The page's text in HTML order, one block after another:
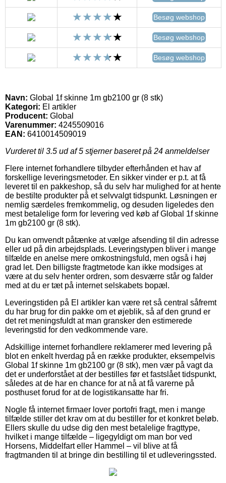
Besøg webshop
Besøg webshop
Besøg webshop
Navn: Global 1f skinne 1m gb2100 gr (8 stk)
Kategori: El artikler
Producent: Global
Varenummer: 4245509016
EAN: 6410014509019
Vurderet til 3.5 ud af 5 stjerner baseret på 24 anmeldelser
Flere internet forhandlere tilbyder efterhånden et hav af
forskellige leveringsmetoder. En sikker vinder er p.t. at få
leveret til en pakkeshop, så du selv har mulighed for at hente
de bestilte produkter på et selvvalgt tidspunkt. Løsningen er
nemlig særdeles fremkommelig, og desuden ligeledes den
mest betalelige form for levering ved køb af Global 1f skinne
1m gb2100 gr (8 stk).
Du kan omvendt påtænke at vælge afsending til din adresse
eller ud på din arbejdsplads. Leveringstypen bliver i mange
tilfælde en anelse mere omkostningsfuld, men også i høj
grad let. Den billigste fragtmetode kan ikke modsiges at
være at du selv henter ordren, som desværre står og falder
med at du er tæt på internet selskabets bopæl.
Leveringstiden på El artikler kan være ret så central såfremt
du har brug for din pakke om et øjeblik, så af den grund er
det ret meningsfuldt at man gransker den estimerede
leveringstid for den vedkommende vare.
Adskillige internet forhandlere reklamerer med levering på
blot en enkelt hverdag på en række produkter, eksempelvis
Global 1f skinne 1m gb2100 gr (8 stk), men vær på vagt da
det er underforstået at der bestilles før et fastslået tidspunkt,
således at de har en chance for at nå at få varerne på
posthuset forud for at de logistikansatte har fri.
Nogle få internet firmaer lover portofri fragt, men i mange
tilfælde stiller det krav om at du bestiller for et konkret beløb.
Ellers skulle du udse dig den mest betalelige fragttype,
hvilket i mange tilfælde – ligegyldigt om man bor ved
Horsens, Middelfart eller Hammel – vil blive at få
fragtmanden til at bringe din bestilling til et udleveringssted.